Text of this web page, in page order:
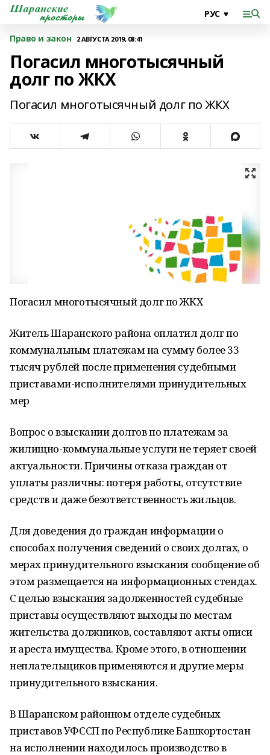
Право и закон 2 АВГУСТА 2019, 08:41
Погасил многотысячный
долг по ЖКХ
Погасил многотысячный долг по ЖКХ
Погасил многотысячный долг по ЖКХ
Житель Шаранского района оплатил долг по
коммунальным платежам на сумму более 33
тысяч рублей после применения судебными
приставами-исполнителями принудительных
мер
Вопрос о взыскании долгов по платежам за
жилищно-коммунальные услуги не теряет своей
актуальности. Причины отказа граждан от
уплаты различны: потеря работы, отсутствие
средств и даже безответственность жильцов.
Для доведения до граждан информации о
способах получения сведений о своих долгах, о
мерах принудительного взыскания сообщение об
этом размещается на информационных стендах.
С целью взыскания задолженностей судебные
приставы осуществляют выходы по местам
жительства должников, составляют акты описи
и ареста имущества. Кроме этого, в отношении
неплательщиков применяются и другие меры
принудительного взыскания.
В Шаранском районном отделе судебных
приставов УФССП по Республике Башкортостан
на исполнении находилось производство в